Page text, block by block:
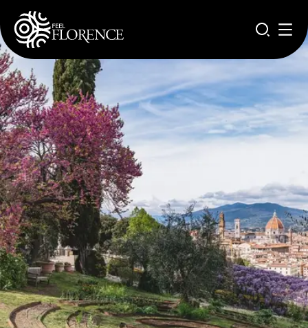
Salta al contenuto principale